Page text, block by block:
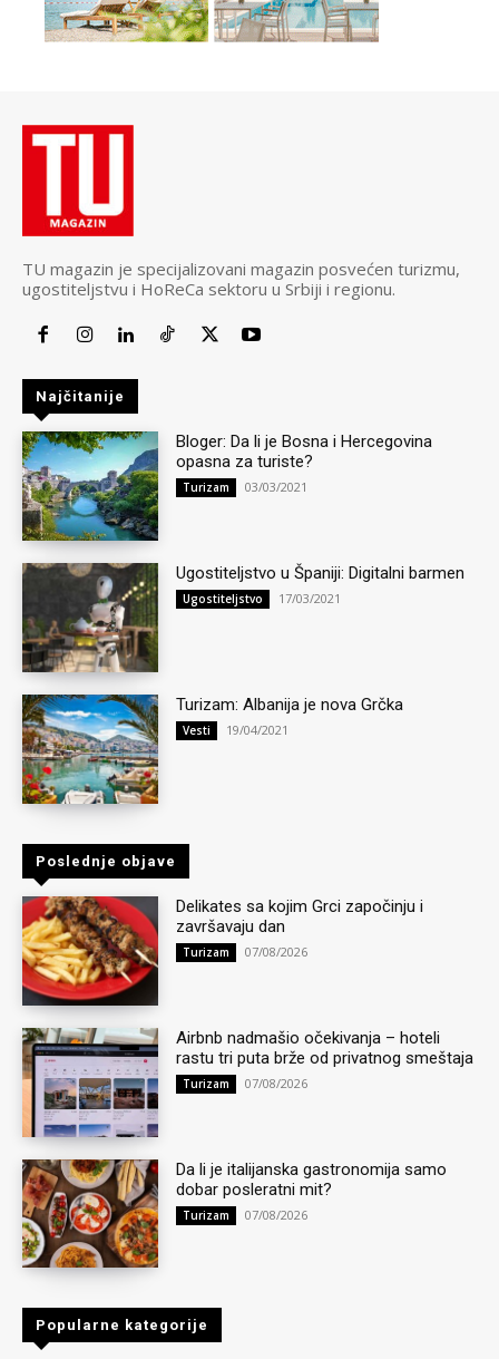
TU magazin je specijalizovani magazin posvećen turizmu,
ugostiteljstvu i HoReCa sektoru u Srbiji i regionu.
Najčitanije
Bloger: Da li je Bosna i Hercegovina
opasna za turiste?
Turizam 03/03/2021
Ugostiteljstvo u Španiji: Digitalni barmen
Ugostiteljstvo 17/03/2021
Turizam: Albanija je nova Grčka
Vesti 19/04/2021
Poslednje objave
Delikates sa kojim Grci započinju i
završavaju dan
Turizam 07/08/2026
Airbnb nadmašio očekivanja – hoteli
rastu tri puta brže od privatnog smeštaja
Turizam 07/08/2026
Da li je italijanska gastronomija samo
dobar posleratni mit?
Turizam 07/08/2026
Popularne kategorije